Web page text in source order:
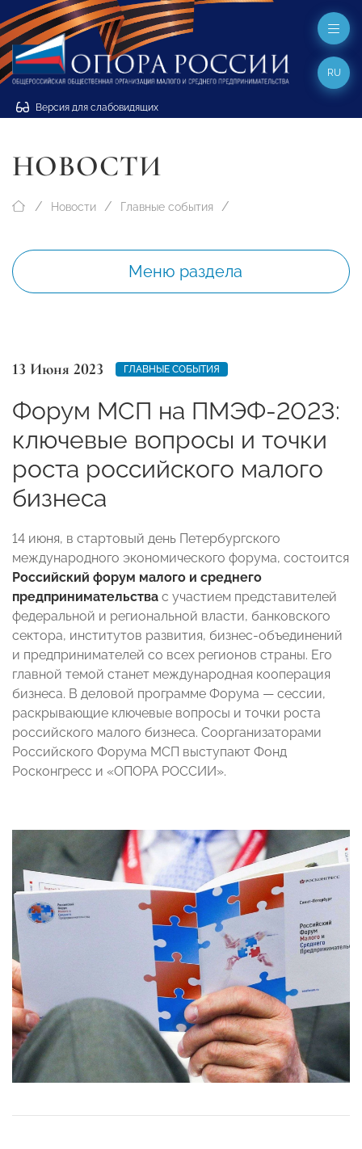
Версия для слабовидящих
RU
НОВОСТИ
Новости Главные события
Меню раздела
13 Июня 2023 ГЛАВНЫЕ СОБЫТИЯ
Форум МСП на ПМЭФ-2023:
ключевые вопросы и точки
роста российского малого
бизнеса
14 июня, в стартовый день Петербургского
международного экономического форума, состоится
Российский форум малого и среднего
предпринимательства с участием представителей
федеральной и региональной власти, банковского
сектора, институтов развития, бизнес-объединений
и предпринимателей со всех регионов страны. Его
главной темой станет международная кооперация
бизнеса. В деловой программе Форума — сессии,
раскрывающие ключевые вопросы и точки роста
российского малого бизнеса. Соорганизаторами
Российского Форума МСП выступают Фонд
Росконгресс и «ОПОРА РОССИИ».